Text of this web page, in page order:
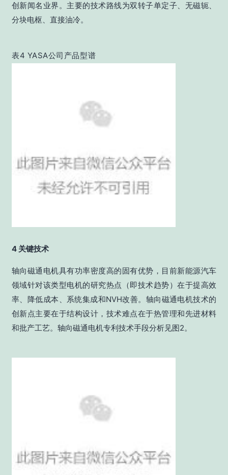
创新闻名业界。主要的技术路线为双转子单定子、无磁轭、
分块电枢、直接油冷。
表4 YASA公司产品型谱
4 关键技术
轴向磁通电机具有功率密度高的固有优势，目前新能源汽车
领域针对该类型电机的研究热点（即技术趋势）在于提高效
率、降低成本、系统集成和NVH改善。轴向磁通电机技术的
创新点主要在于结构设计，技术难点在于热管理和先进材料
和批产工艺。轴向磁通电机专利技术手段分析见图2。